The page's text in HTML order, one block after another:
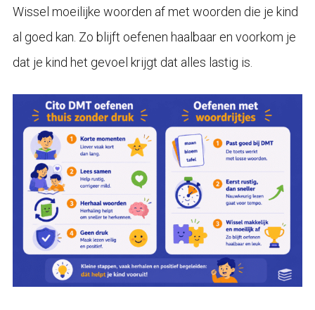
Wissel moeilijke woorden af met woorden die je kind
al goed kan. Zo blijft oefenen haalbaar en voorkom je
dat je kind het gevoel krijgt dat alles lastig is.